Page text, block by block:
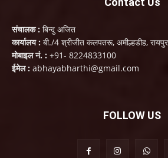
संचालक : बिन्दु अजित
कार्यालय : बी./4 श्रीजीत कलपतरू, अमील्हडीह,
मोबाइल नं. : +91- 8224833100
ईमेल : abhayabharthi@gmail.com
FOLLOW US